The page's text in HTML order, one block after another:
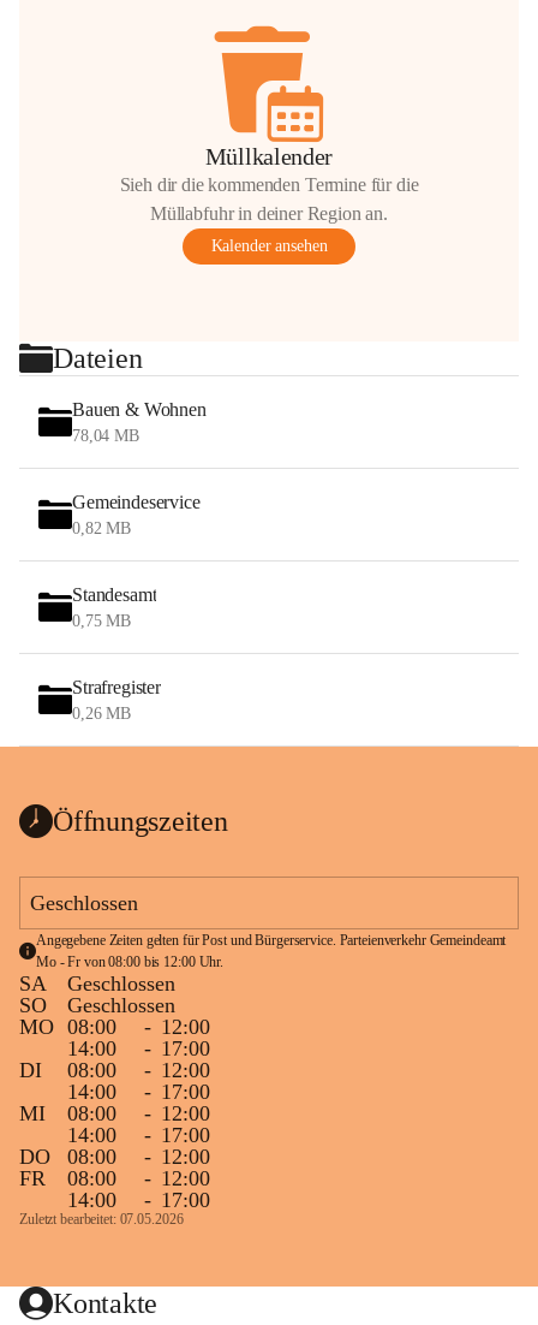
Müllkalender
Sieh dir die kommenden Termine für die
Müllabfuhr in deiner Region an.
Kalender ansehen
Dateien
Bauen & Wohnen
78,04 MB
Gemeindeservice
0,82 MB
Standesamt
0,75 MB
Strafregister
0,26 MB
Öffnungszeiten
Geschlossen
Angegebene Zeiten gelten für Post und Bürgerservice. Parteienverkehr Gemeindeamt
Mo - Fr von 08:00 bis 12:00 Uhr.
SA
Geschlossen
SO
Geschlossen
MO 08:00 - 12:00
14:00
- 17:00
DI
08:00 - 12:00
14:00
- 17:00
MI
08:00 - 12:00
14:00
- 17:00
DO
08:00 - 12:00
FR
08:00 - 12:00
14:00
- 17:00
Zuletzt bearbeitet: 07.05.2026
Kontakte